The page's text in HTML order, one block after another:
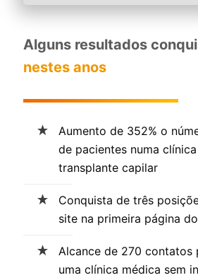
Alguns resultados
nestes anos
Aumento de 352% o
de pacientes numa
transplante capilar
Conquista de três
site na primeira página
Alcance de 270 contatos
uma clínica médica sem